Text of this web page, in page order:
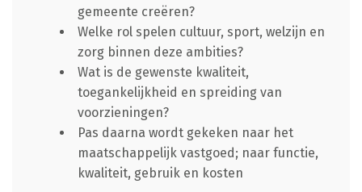
gemeente creëren?
Welke rol spelen cultuur, sport, welzijn en
zorg binnen deze ambities?
Wat is de gewenste kwaliteit,
toegankelijkheid en spreiding van
voorzieningen?
Pas daarna wordt gekeken naar het
maatschappelijk vastgoed; naar functie,
kwaliteit, gebruik en kosten